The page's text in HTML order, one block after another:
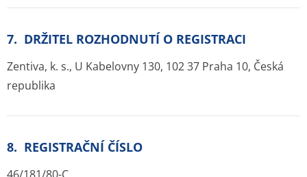
7. DRŽITEL ROZHODNUTÍ O REGISTRACI
Zentiva, k. s., U Kabelovny 130, 102 37 Praha 10, Česká
republika
8. REGISTRAČNÍ ČÍSLO